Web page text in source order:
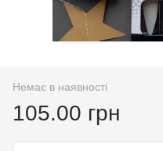
Немає в наявності
105.00 грн